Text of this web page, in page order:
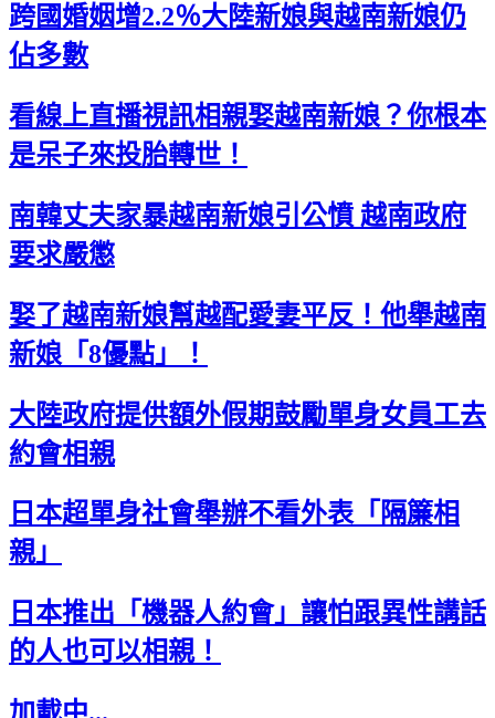
跨國婚姻增2.2％大陸新娘與越南新娘仍
佔多數
看線上直播視訊相親娶越南新娘？你根本
是呆子來投胎轉世！
南韓丈夫家暴越南新娘引公憤 越南政府
要求嚴懲
娶了越南新娘幫越配愛妻平反！他舉越南
新娘「8優點」！
大陸政府提供額外假期鼓勵單身女員工去
約會相親
日本超單身社會舉辦不看外表「隔簾相
親」
日本推出「機器人約會」讓怕跟異性講話
的人也可以相親！